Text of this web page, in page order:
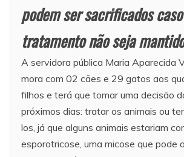
podem ser sacrificados
tratamento não seja mantido
A servidora pública Maria Aparecida
mora com 02 cães e 29 gatos aos
filhos e terá que tomar uma decisão
próximos dias: tratar os animais ou
los, já que alguns animais estariam
esporotricose, uma micose que pode